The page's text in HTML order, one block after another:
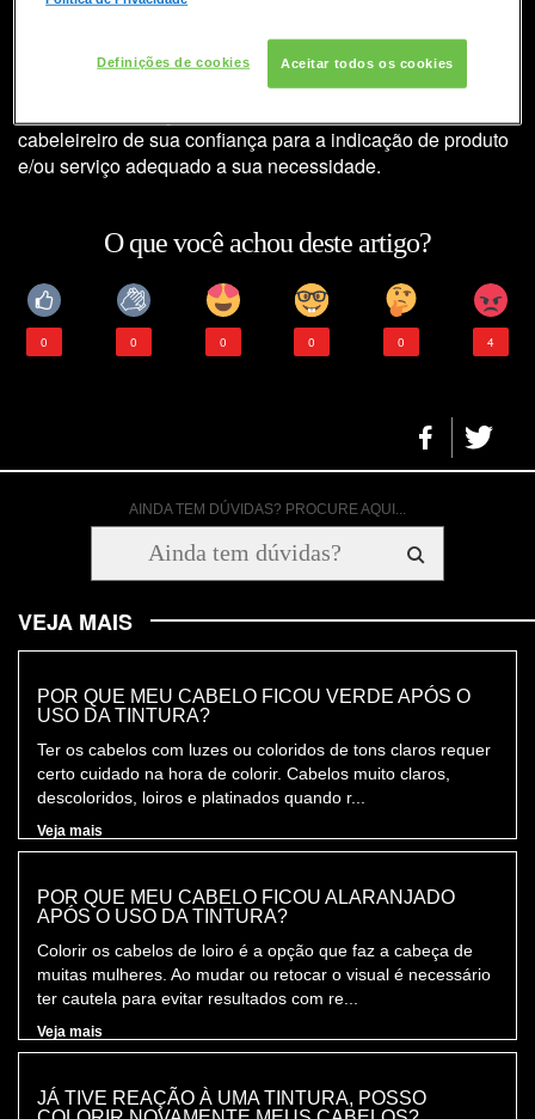
COLORAÇÃO
CONSULTORIA DE PRODUTOS REDKEN
Posso usar tintura para tonalizar
mechas?
cabeleireirode sua confiança para a indicação de produto
e/ou serviço adequado a sua necessidade.
O que você achou deste artigo?
0 0 0 0 0 4
AINDA TEM DÚVIDAS? PROCURE AQUI...
VEJA MAIS
POR QUE MEU CABELO FICOU VERDE APÓS O
USO DA TINTURA?
Ter os cabelos com luzes ou coloridos de tons claros requer
certo cuidado na hora de colorir. Cabelos muito claros,
descoloridos, loiros e platinados quando r...
Veja mais
POR QUE MEU CABELO FICOU ALARANJADO
APÓS O USO DA TINTURA?
Colorir os cabelos de loiro é a opção que faz a cabeça de
muitas mulheres. Ao mudar ou retocar o visual é necessário
ter cautela para evitar resultados com re...
Veja mais
JÁ TIVE REAÇÃO À UMA TINTURA, POSSO
Definições de cookies Aceitar todos os cookies